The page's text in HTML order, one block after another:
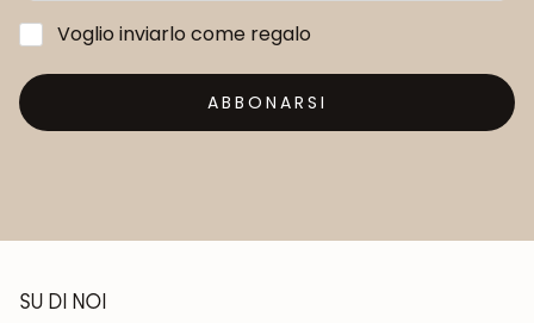
Voglio inviarlo come regalo
ABBONARSI
SU DI NOI